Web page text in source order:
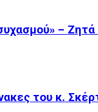
–
του κ.